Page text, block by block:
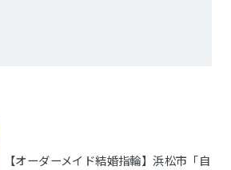
【オーダーメイド結婚指輪】浜松市「自